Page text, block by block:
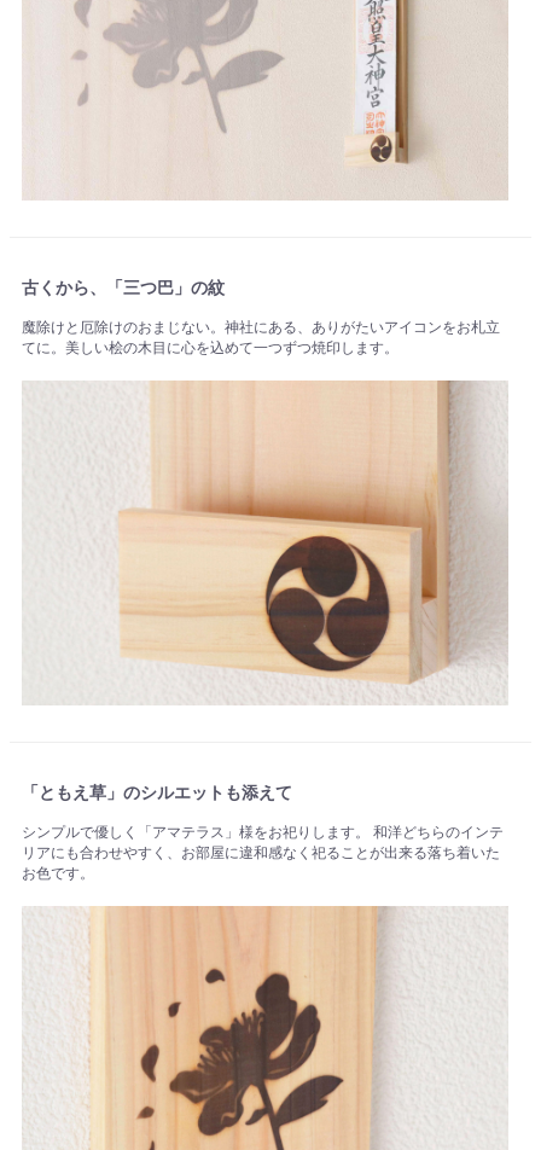
古くから、「三つ巴」の紋
魔除けと厄除けのおまじない。神社にある、ありがたいアイコンをお札立
てに。美しい桧の木目に心を込めて一つずつ焼印します。
「ともえ草」のシルエットも添えて
シンプルで優しく「アマテラス」様をお祀りします。 和洋どちらのインテ
リアにも合わせやすく、お部屋に違和感なく祀ることが出来る落ち着いた
お色です。